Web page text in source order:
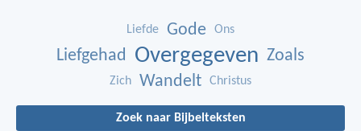
Liefde Gode Ons
Liefgehad Overgegeven Zoals
Zich Wandelt Christus
Zoek naar Bijbelteksten